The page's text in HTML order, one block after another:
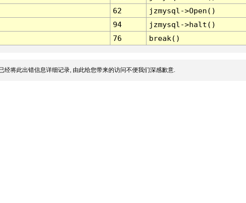
62
jzmysql->Open()
94
jzmysql->halt()
76 break()
经将此出错信息详细记录, 由此给您带来的访问不便我们深感歉意.